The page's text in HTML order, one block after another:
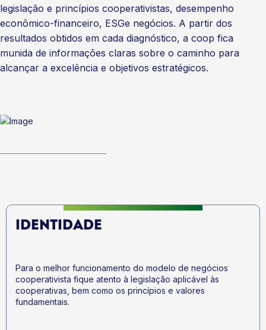
legislação e princípios cooperativistas, desempenho
econômico-financeiro, ESGe negócios. A partir dos
resultados obtidos em cada diagnóstico, a coop fica
munida de informações claras sobre o caminho para
alcançar a excelência e objetivos estratégicos.
IDENTIDADE
Para o melhor funcionamento do modelo de negócios
cooperativista fique atento à legislação aplicável às
cooperativas, bem como os princípios e valores
fundamentais.